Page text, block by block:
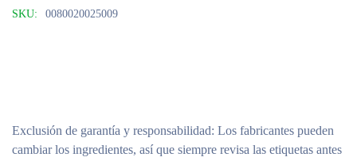
SKU:
0080020025009
Exclusión de garantía y responsabilidad: Los fabricantes pueden
cambiar los ingredientes, así que siempre revisa las etiquetas antes